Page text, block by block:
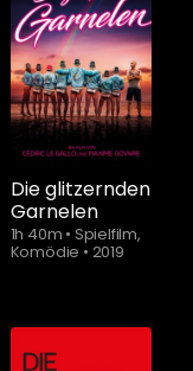
Die glitzernden
Garnelen
1h 40m • Spielfilm,
Komödie • 2019